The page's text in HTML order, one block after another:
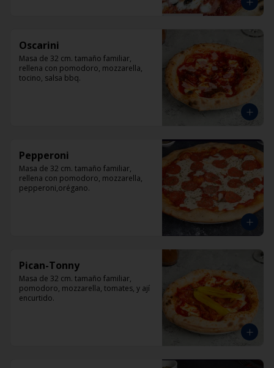
Oscarini
Masa de 32 cm. tamaño familiar,
rellena con pomodoro, mozzarella,
tocino, salsa bbq.
Pepperoni
Masa de 32 cm. tamaño familiar,
rellena con pomodoro, mozzarella,
pepperoni,orégano.
Pican-Tonny
Masa de 32 cm. tamaño familiar,
pomodoro, mozzarella, tomates, y ají
encurtido.